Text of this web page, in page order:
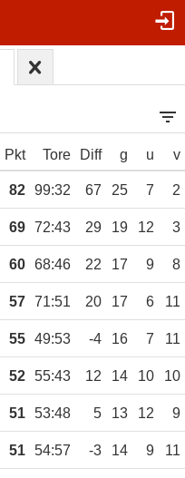
Pkt Tore Diff g u v
82 99:32 67 25 7 2
69 72:43 29 19 12 3
60 68:46 22 17 9 8
57 71:51 20 17 6 11
55 49:53 -4 16 7 11
52 55:43 12 14 10 10
51 53:48 5 13 12 9
51 54:57 -3 14 9 11